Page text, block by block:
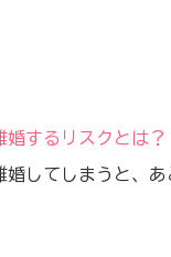
するリスクとは？
してしまうと、